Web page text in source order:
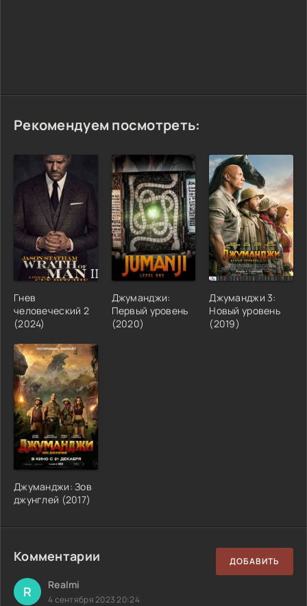
Рекомендуем посмотреть:
Гнев
человеческий 2
(2024)
Джуманджи:
Первый уровень
(2020)
Джуманджи 3:
Новый уровень
(2019)
Джуманджи: Зов
джунглей (2017)
Комментарии ДОБАВИТЬ
R Realmi
4 сентября 2023 20:24